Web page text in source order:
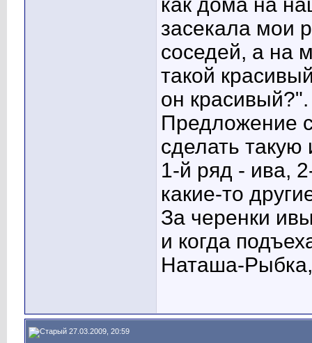
как дома на
засекала мои
соседей, а на
такой
он
Предложение
сделать такую
1-й ряд - ива,
какие-то
За черенки
и когда
Наташа-
27.03.2009, 20:59